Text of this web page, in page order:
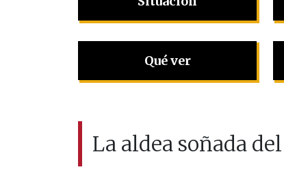
Qué ver
La aldea soñada